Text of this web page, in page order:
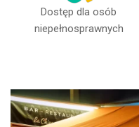
Dostęp dla osób
niepełnosprawnych